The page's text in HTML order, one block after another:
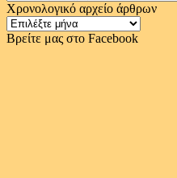
Χρονολογικό αρχείο άρθρων
Χρονολογικό
αρχείο
Βρείτε μας στο Facebook